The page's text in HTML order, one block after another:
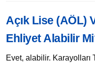
Açık Lise (AÖL)
Ehliyet Alabilir
Evet, alabilir. Karayolları